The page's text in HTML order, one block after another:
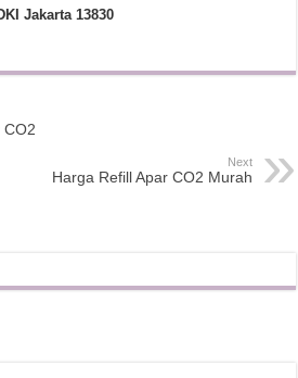
Jakarta 13830
CO2
Next
Harga Refill Apar CO2 Murah